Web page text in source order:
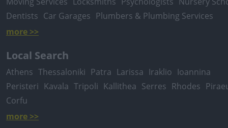
Dentists Car Garages Plumbers & Plumbing Services
more >>
Local Search
Athens Thessaloniki Patra Larissa Iraklio Ioannina
Peristeri Kavala Tripoli Kallithea Serres Rhodes
Corfu
more >>